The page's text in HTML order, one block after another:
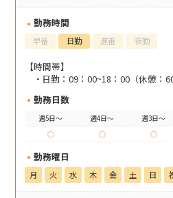
勤務時間
早番 日勤 遅番 夜勤
【時間帯】
日勤：09：00~18：00（休憩：
勤務日数
週5日～ 週4日～ 週3日～
○
○ ○
勤務曜日
月 火 水 木 金 土 日